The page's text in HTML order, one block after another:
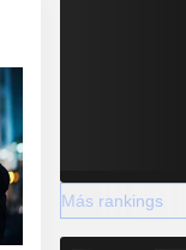
Más rankings